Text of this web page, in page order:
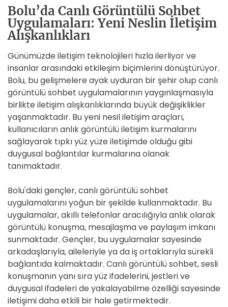
Bolu’da Canlı Görüntülü Sohbet
Uygulamaları: Yeni Neslin İletişim
Alışkanlıkları
Günümüzde iletişim teknolojileri hızla ilerliyor ve
insanlar arasındaki etkileşim biçimlerini dönüştürüyor.
Bolu, bu gelişmelere ayak uyduran bir şehir olup canlı
görüntülü sohbet uygulamalarının yaygınlaşmasıyla
birlikte iletişim alışkanlıklarında büyük değişiklikler
yaşanmaktadır. Bu yeni nesil iletişim araçları,
kullanıcıların anlık görüntülü iletişim kurmalarını
sağlayarak tıpkı yüz yüze iletişimde olduğu gibi
duygusal bağlantılar kurmalarına olanak
tanımaktadır.
Bolu'daki gençler, canlı görüntülü sohbet
uygulamalarını yoğun bir şekilde kullanmaktadır. Bu
uygulamalar, akıllı telefonlar aracılığıyla anlık olarak
görüntülü konuşma, mesajlaşma ve paylaşım imkanı
sunmaktadır. Gençler, bu uygulamalar sayesinde
arkadaşlarıyla, aileleriyle ya da iş ortaklarıyla sürekli
bağlantıda kalmaktadır. Canlı görüntülü sohbet, sesli
konuşmanın yanı sıra yüz ifadelerini, jestleri ve
duygusal ifadeleri de yakalayabilme özelliği sayesinde
iletişimi daha etkili bir hale getirmektedir.